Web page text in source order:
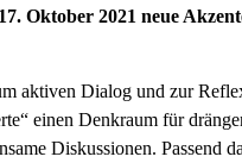
Oktober 2021 neue
aktiven Dialog und zur
einen Denkraum für
Diskussionen.